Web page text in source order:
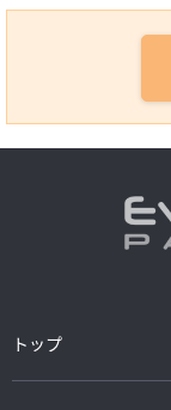
トップ